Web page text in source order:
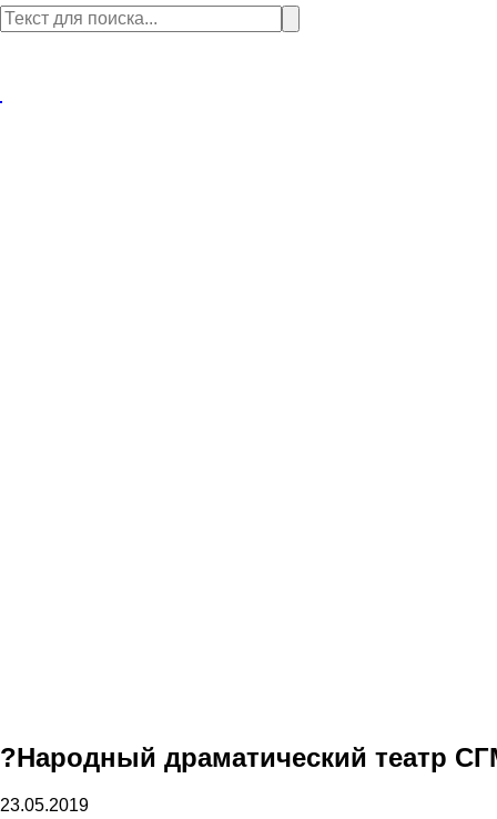
?Народный драматический театр
23.05.2019